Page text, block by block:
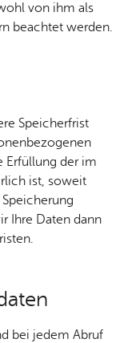
von ihm als
beachtet werden.
Speicherfrist
Erfüllung der im
ist, soweit
Ihre Daten dann
bei jedem Abruf